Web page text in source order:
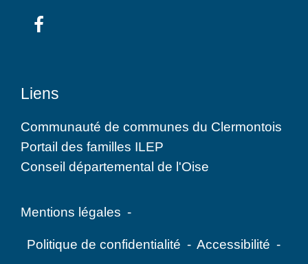
Liens
Communauté de communes du Clermontois
Portail des familles ILEP
Conseil départemental de l'Oise
Mentions légales -
Politique de confidentialité - Accessibilité -